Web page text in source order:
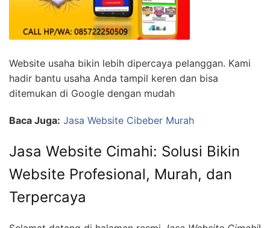
Website usaha bikin lebih dipercaya pelanggan. Kami
hadir bantu usaha Anda tampil keren dan bisa
ditemukan di Google dengan mudah
Baca Juga: Jasa Website Cibeber Murah
Jasa Website Cimahi: Solusi Bikin
Website Profesional, Murah, dan
Terpercaya